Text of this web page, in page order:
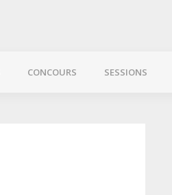
CONCOURS SESSIONS